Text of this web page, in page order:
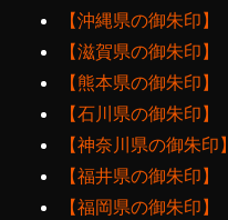
【沖縄県の御朱印】
【滋賀県の御朱印】
【熊本県の御朱印】
【石川県の御朱印】
【神奈川県の御朱印】
【福井県の御朱印】
【福岡県の御朱印】